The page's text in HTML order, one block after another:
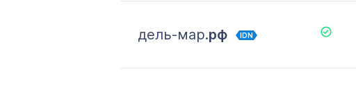
дель-мар.рф IDN